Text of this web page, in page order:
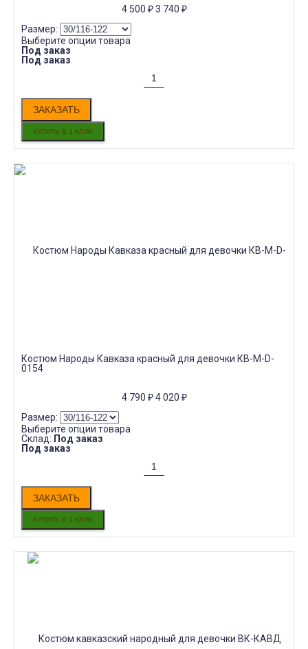
4 500 ₽ 3 740 ₽
Размер:
Выберите опции товара
Под заказ
Под заказ
ЗАКАЗАТЬ
Костюм Народы Кавказа красный для девочки КВ-M-D-
0154
4 790 ₽ 4 020 ₽
Размер:
Выберите опции товара
Склад: Под заказ
Под заказ
ЗАКАЗАТЬ